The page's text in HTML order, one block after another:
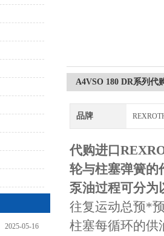
2025-05-16
A4VSO 180 DR系列代
品牌
代购进口
轮与柱塞弹簧的
泵油过程可分为
往复运动总预*
柱塞每循环的